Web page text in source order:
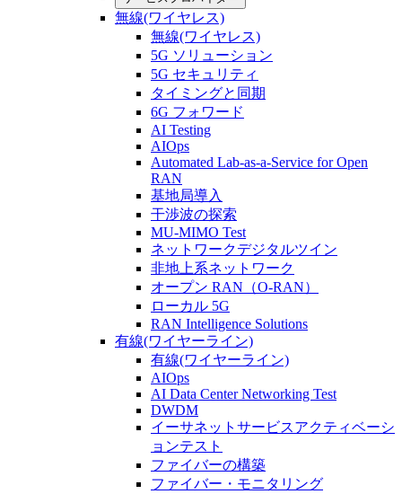
無線(ワイヤレス)
無線(ワイヤレス)
5G ソリューション
5G セキュリティ
タイミングと同期
6G フォワード
AI Testing
AIOps
Automated Lab-as-a-Service for Open
RAN
基地局導入
干渉波の探索
MU-MIMO Test
ネットワークデジタルツイン
非地上系ネットワーク
オープン RAN（O-RAN）
ローカル 5G
RAN Intelligence Solutions
有線(ワイヤーライン)
有線(ワイヤーライン)
AIOps
AI Data Center Networking Test
DWDM
イーサネットサービスアクティベーシ
ョンテスト
ファイバーの構築
ファイバー・モニタリング